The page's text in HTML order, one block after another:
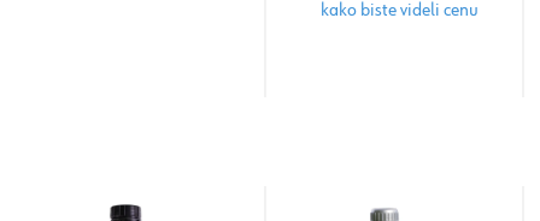
kako biste videli cenu